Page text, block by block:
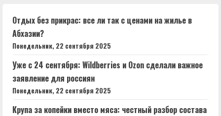
Отдых без прикрас: все ли так с ценами на жилье в
Абхазии?
Понедельник, 22 сентября 2025
Уже с 24 сентября: Wildberries и Ozon сделали важное
заявление для россиян
Понедельник, 22 сентября 2025
Крупа за копейки вместо мяса: честный разбор состава